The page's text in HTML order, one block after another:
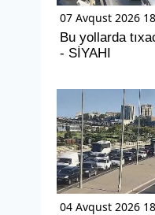
07 Avqust 2026
Bu yollarda
- SİYAHI
04 Avqust 2026